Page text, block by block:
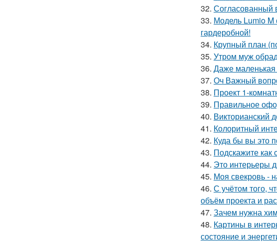
32. Согласованный
33. Модель Lumio
гардеробной!
34. Крупный план
35. Утром муж
36. Даже маленькая
37. Оч Важный
38. Проект 1-
39. Правильное
40. Викторианский
41. Колоритный
42. Куда бы вы это
43. Подскажите как
44. Это интерьеры
45. Моя свекровь -
46. С учётом того,
объём проекта и
47. Зачем нужна
48. Картины в
состояние и